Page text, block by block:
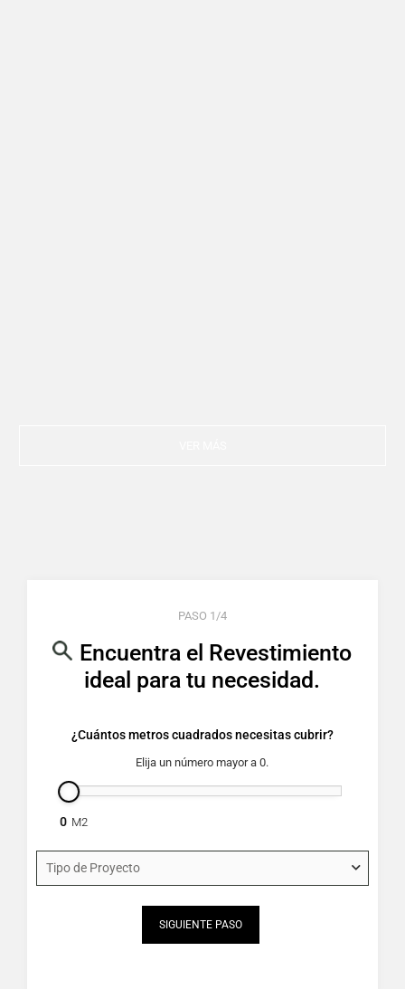
PASO 1/4
Encuentra el Revestimiento
ideal para tu necesidad.
¿Cuántos metros cuadrados necesitas cubrir?
Elija un número mayor a 0.
0
project_type